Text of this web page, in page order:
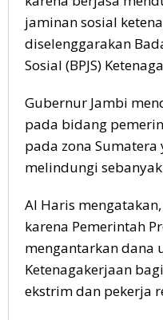
jaminan sosial
diselenggarakan
Sosial (BPJS)
Gubernur Jambi
pada bidang
pada zona
melindungi
Al Haris
karena Pemerintah
mengantarkan dana
Ketenagakerjaan
ekstrim dan pekerja